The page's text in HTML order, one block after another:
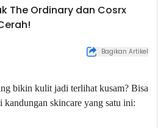
The Ordinary dan Cosrx
Bagikan Artikel
bikin kulit jadi terlihat kusam? Bisa
kandungan skincare yang satu ini: